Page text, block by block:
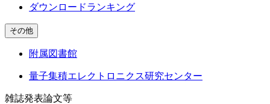
ダウンロードランキング
その他
附属図書館
量子集積エレクトロニクス研究センター
雑誌発表論文等